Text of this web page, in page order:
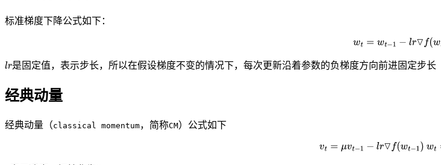
标准梯度下降公式如下：
是固定值，表示步长，所以在假设梯度不变的情况下，每次更新沿着参数的负梯度方向前进固定步长
经典动量
经典动量（classical momentum，简称CM）公式如下